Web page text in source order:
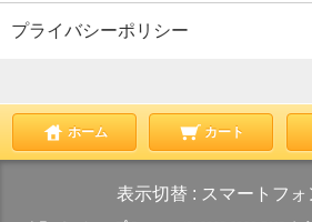
プライバシーポリシー
ホーム カート
表示切替 : スマートフォ